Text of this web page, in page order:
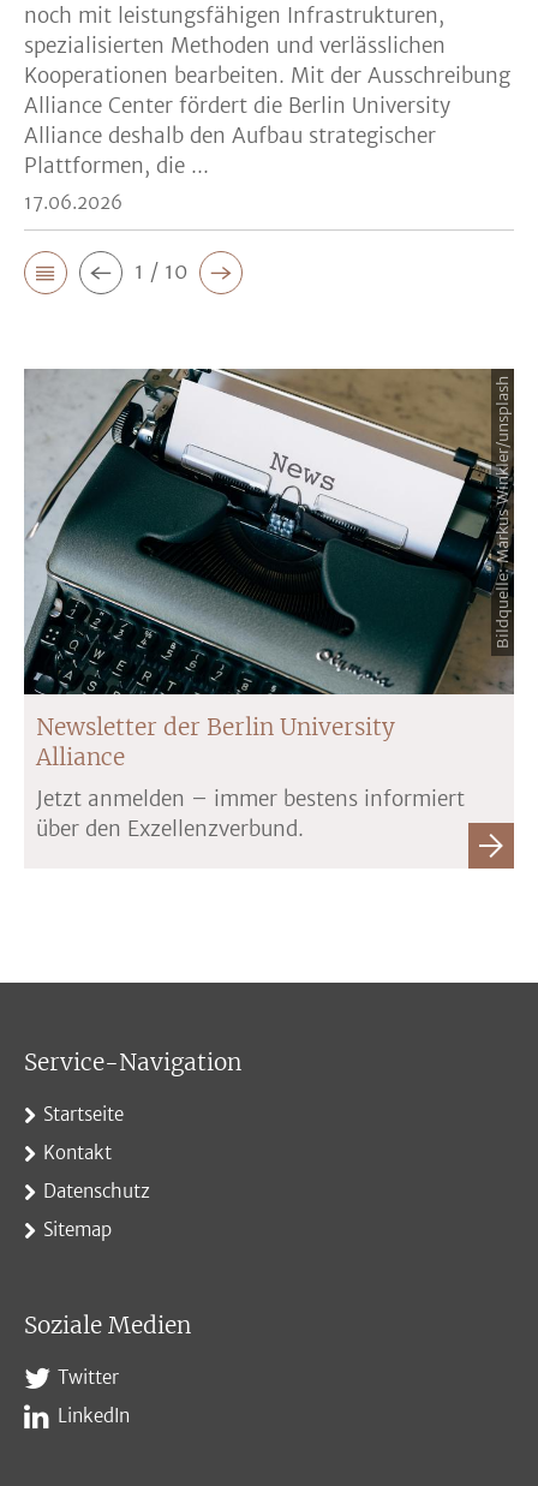
noch mit leistungsfähigen Infrastrukturen,
spezialisierten Methoden und verlässlichen
Kooperationen bearbeiten. Mit der Ausschreibung
Alliance Center fördert die Berlin University
Alliance deshalb den Aufbau strategischer
Plattformen, die ...
17.06.2026
1 / 10
Newsletter der Berlin University
Alliance
Jetzt anmelden – immer bestens informiert
über den Exzellenzverbund.
Bildquelle: Markus Winkler/unsplash
Service-Navigation
Startseite
Kontakt
Datenschutz
Sitemap
Soziale Medien
Twitter
LinkedIn